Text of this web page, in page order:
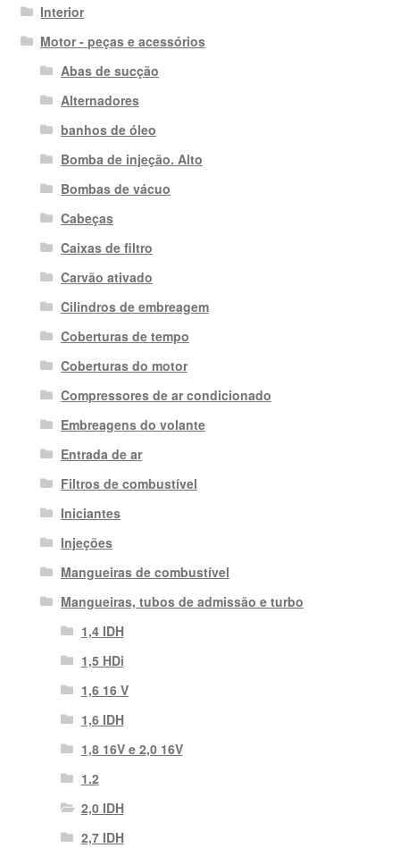
Interior
Motor - peças e acessórios
Abas de sucção
Alternadores
banhos de óleo
Bomba de injeção. Alto
Bombas de vácuo
Cabeças
Caixas de filtro
Carvão ativado
Cilindros de embreagem
Coberturas de tempo
Coberturas do motor
Compressores de ar condicionado
Embreagens do volante
Entrada de ar
Filtros de combustível
Iniciantes
Injeções
Mangueiras de combustível
Mangueiras, tubos de admissão e turbo
1,4 IDH
1,5 HDi
1,6 16 V
1,6 IDH
1,8 16V e 2,0 16V
1.2
2,0 IDH
2,7 IDH